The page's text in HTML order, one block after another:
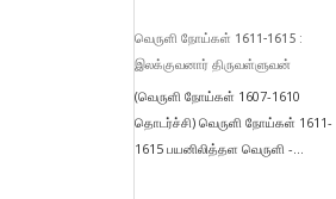
வெருளி நோய்கள் 1611-1615 :
இலக்குவனார் திருவள்ளுவன்
(வெருளி நோய்கள் 1607-1610
தொடர்ச்சி) வெருளி நோய்கள் 1611-
1615 பயனிலித்தள வெருளி -...